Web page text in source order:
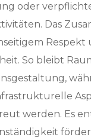
oder
Das
Respekt
So bleibt
werden. Es